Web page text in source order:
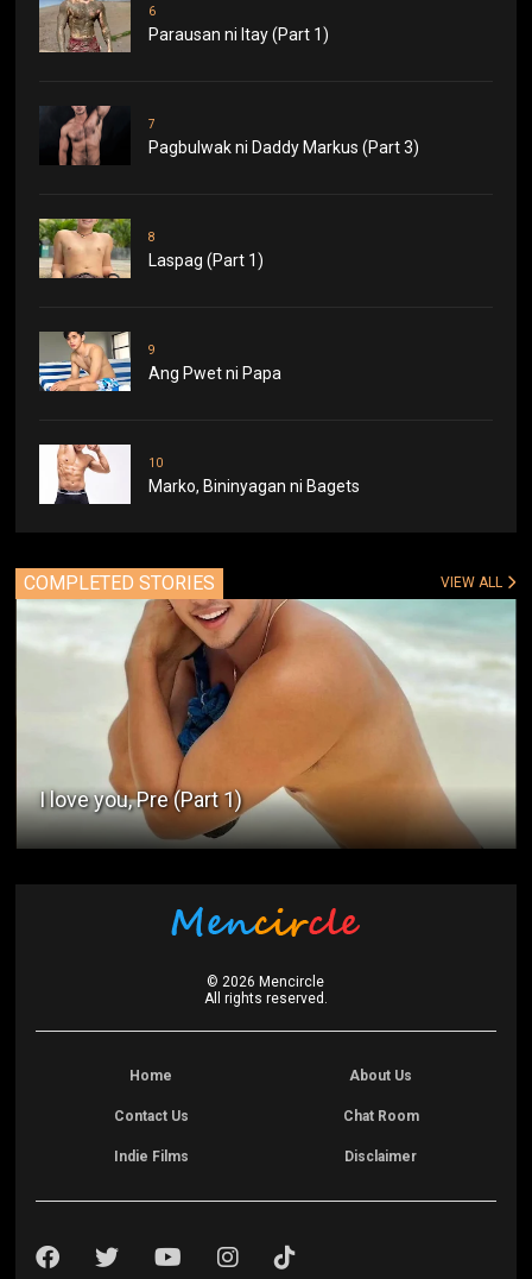
6
Parausan ni Itay (Part 1)
7
Pagbulwak ni Daddy Markus (Part 3)
8
Laspag (Part 1)
9
Ang Pwet ni Papa
10
Marko, Bininyagan ni Bagets
COMPLETED STORIES VIEW ALL
I love you, Pre (Part 1)
©2026 Mencircle
All rights reserved.
Home About Us
Contact Us Chat Room
Indie Films Disclaimer